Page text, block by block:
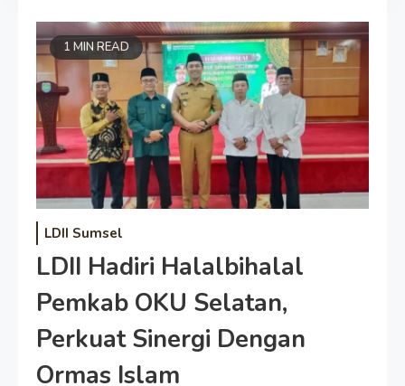
1 MIN READ
LDII Sumsel
LDII Hadiri Halalbihalal
Pemkab OKU Selatan,
Perkuat Sinergi Dengan
Ormas Islam